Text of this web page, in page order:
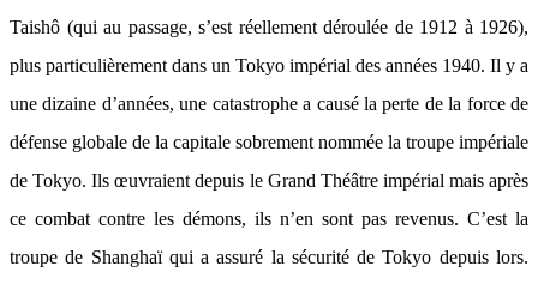
Taishô (qui au passage, s’est réellement déroulée de 1912 à 1926),
plus particulièrement dans un Tokyo impérial des années 1940. Il y a
une dizaine d’années, une catastrophe a causé la perte de la force de
défense globale de la capitale sobrement nommée la troupe impériale
de Tokyo. Ils œuvraient depuis le Grand Théâtre impérial mais après
ce combat contre les démons, ils n’en sont pas revenus. C’est la
troupe de Shanghaï qui a assuré la sécurité de Tokyo depuis lors.